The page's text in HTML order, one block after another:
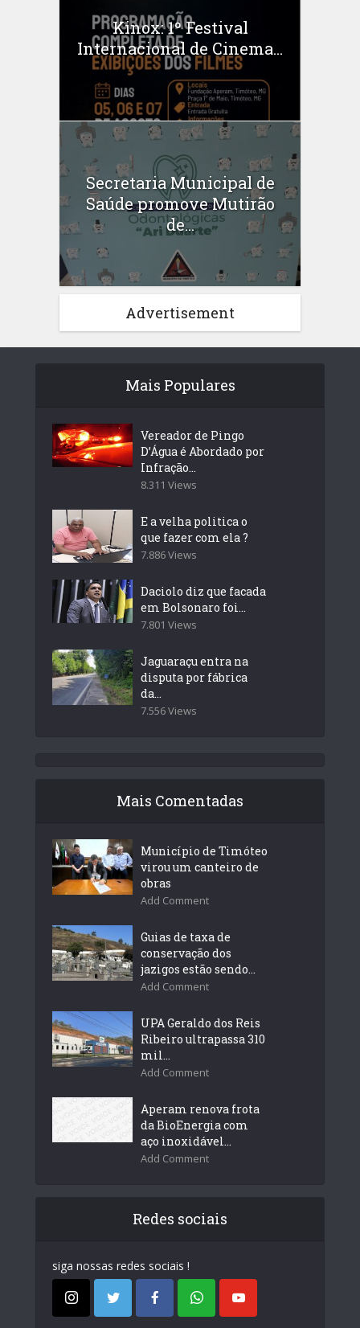
Kinox: 1º Festival
Internacional de Cinema...
Secretaria Municipal de
Saúde promove Mutirão
de...
Advertisement
Mais Populares
Vereador de Pingo
D’Água é Abordado por
Infração...
8.311 Views
E a velha politica o
que fazer com ela ?
7.886 Views
Daciolo diz que facada
em Bolsonaro foi...
7.801 Views
Jaguaraçu entra na
disputa por fábrica
da...
7.556 Views
Mais Comentadas
Município de Timóteo
virou um canteiro de
obras
Add Comment
Guias de taxa de
conservação dos
jazigos estão sendo...
Add Comment
UPA Geraldo dos Reis
Ribeiro ultrapassa 310
mil...
Add Comment
Aperam renova frota
da BioEnergia com
aço inoxidável...
Add Comment
Redes sociais
siga nossas redes sociais !